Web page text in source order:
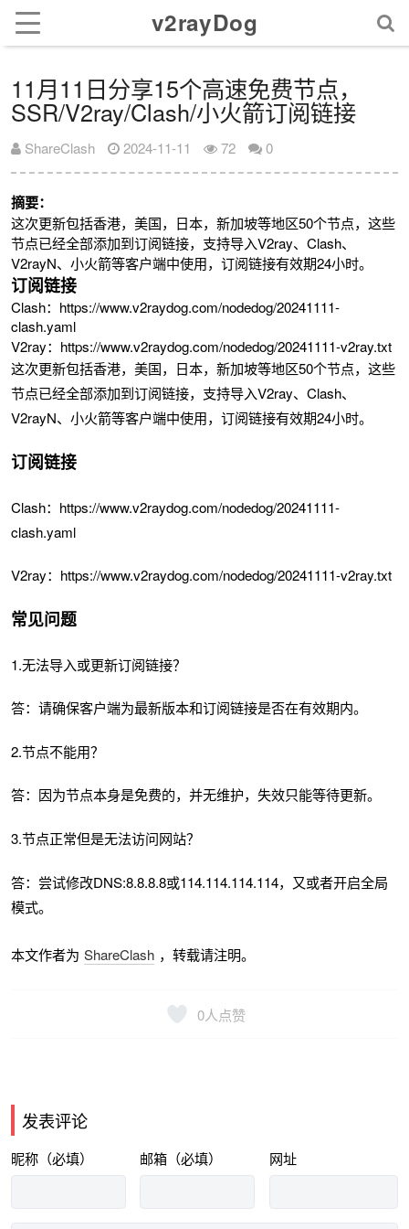
v2rayDog
11月11日分享15个高速免费节点，
SSR/V2ray/Clash/小火箭订阅链接
ShareClash 2024-11-11 72 0
摘要：
这次更新包括香港，美国，日本，新加坡等地区50个节点，这些
节点已经全部添加到订阅链接，支持导入V2ray、Clash、
V2rayN、小火箭等客户端中使用，订阅链接有效期24小时。
订阅链接
Clash：https://www.v2raydog.com/nodedog/20241111-
clash.yaml
V2ray：https://www.v2raydog.com/nodedog/20241111-v2ray.txt
这次更新包括香港，美国，日本，新加坡等地区50个节点，这些
节点已经全部添加到订阅链接，支持导入V2ray、Clash、
V2rayN、小火箭等客户端中使用，订阅链接有效期24小时。
订阅链接
Clash：https://www.v2raydog.com/nodedog/20241111-
clash.yaml
V2ray：https://www.v2raydog.com/nodedog/20241111-v2ray.txt
常见问题
1.无法导入或更新订阅链接？
答：请确保客户端为最新版本和订阅链接是否在有效期内。
2.节点不能用？
答：因为节点本身是免费的，并无维护，失效只能等待更新。
3.节点正常但是无法访问网站？
答：尝试修改DNS:8.8.8.8或114.114.114.114，又或者开启全局
模式。
本文作者为 ShareClash ，转载请注明。
0人点赞
发表评论
昵称（必填） 邮箱（必填） 网址